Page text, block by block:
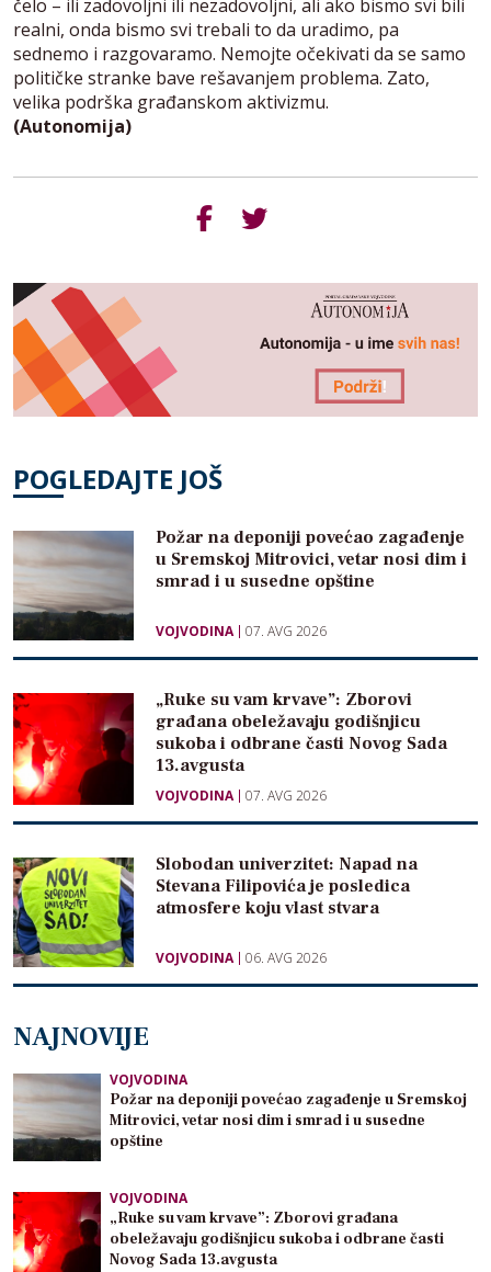
čelo – ili zadovoljni ili nezadovoljni, ali ako bismo svi bili
realni, onda bismo svi trebali to da uradimo, pa
sednemo i razgovaramo. Nemojte očekivati da se samo
političke stranke bave rešavanjem problema. Zato,
velika podrška građanskom aktivizmu.
(Autonomija)
POGLEDAJTE JOŠ
Požar na deponiji povećao zagađenje
u Sremskoj Mitrovici, vetar nosi dim i
smrad i u susedne opštine
VOJVODINA 07. AVG 2026
„Ruke su vam krvave”: Zborovi
građana obeležavaju godišnjicu
sukoba i odbrane časti Novog Sada
13.avgusta
VOJVODINA 07. AVG 2026
Slobodan univerzitet: Napad na
Stevana Filipovića je posledica
atmosfere koju vlast stvara
VOJVODINA 06. AVG 2026
NAJNOVIJE
VOJVODINA
Požar na deponiji povećao zagađenje u Sremskoj
Mitrovici, vetar nosi dim i smrad i u susedne
opštine
VOJVODINA
„Ruke su vam krvave”: Zborovi građana
obeležavaju godišnjicu sukoba i odbrane časti
Novog Sada 13.avgusta